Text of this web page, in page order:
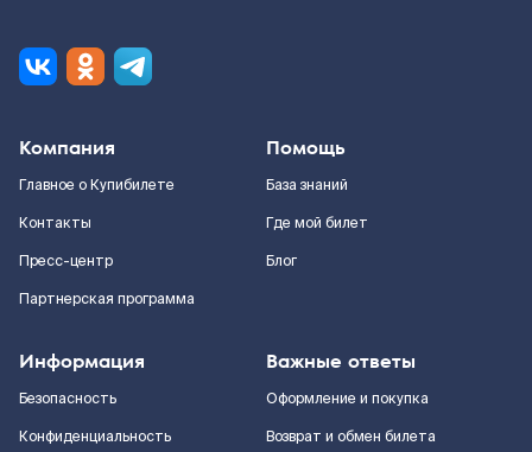
Компания
Главное о Купибилете
Контакты
Пресс-центр
Партнерская программа
Помощь
База знаний
Где мой билет
Блог
Информация
Безопасность
Конфиденциальность
Важные ответы
Оформление и покупка
Возврат и обмен билета